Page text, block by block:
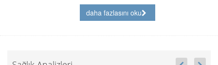
daha fazlasını oku